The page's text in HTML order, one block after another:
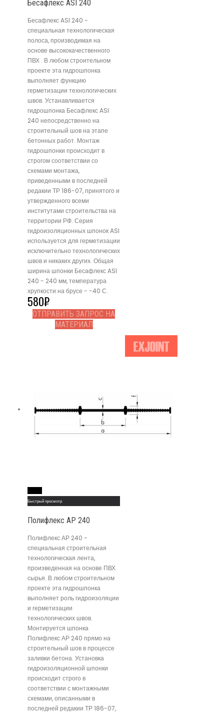
Бесафлекс ASI 240
Бесафлекс ASI 240 -
специальная технологическая
полоса, производимая на
основе высококачественного
ПВХ . В любом строительном
проекте эта гидрошпонка
выполняет функцию
герметизации технологических
швов. Устанавливается
гидрошпонка Бесафлекс ASI
240 непосредственно на
строительный шов на этапе
бетонных работ. Монтаж
гидрошпонки происходит в
строгом соответствии со
схемами монтажа,
приведенными в последней
редакии ТР 186-07, принятого и
утвержденного всеми
институтами строительства на
территории РФ. Серия
гидроизоляционных шпонок ASI
используется для герметизации
исключительно технологических
швов и никаких других. Общая
ширина шпонки Бесафлекс ASI
240 - 240 мм, температура
хрупкости на брусе - -40 С.
580₽
ОТПРАВИТЬ ЗАПРОС НА
МАТЕРИАЛ
Быстрый просмотр
Полифлекс АР 240
Полифлекс АР 240 -
специальная строительная
технологическая лента,
произведенная на основе ПВХ
сырья. В любом строительном
проекте эта гидрошпонка
выполняет роль гидроизоляции
и герметизации
технологических швов.
Монтируется шпонка
Полифлекс АР 240 прямо на
строительный шов в процессе
заливки бетона. Установка
гидроизоляционной шпонки
происходит строго в
соответствии с монтажными
схемами, описанными в
последней редакии ТР 186-07,